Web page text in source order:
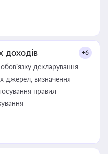
доходів +6
декларування
джерел, визначення
правил